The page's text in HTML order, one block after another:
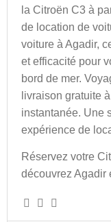
la Citroën C3 à
de location de
voiture à Agadir,
et efficacité pour
bord de mer.
livraison gratuite
instantanée. Une
expérience de
Réservez votre
découvrez Agadir